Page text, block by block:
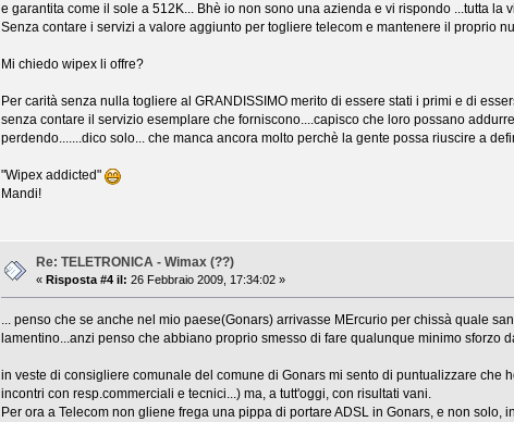
e garantita come il sole a 512K... Bhè io non sono una azienda e vi rispondo ...tutta la
Senza contare i servizi a valore aggiunto per togliere telecom e mantenere il proprio
Mi chiedo wipex li offre?
Per carità senza nulla togliere al GRANDISSIMO merito di essere stati i primi e di
senza contare il servizio esemplare che forniscono....capisco che loro possano
perdendo.......dico solo... che manca ancora molto perchè la gente possa riuscire a
"Wipex addicted"
Mandi!
Re: TELETRONICA - Wimax (??)
« Risposta #4 il: 26 Febbraio 2009, 17:34:02 »
... penso che se anche nel mio paese(Gonars) arrivasse MErcurio per chissà quale
lamentino...anzi penso che abbiano proprio smesso di fare qualunque minimo sforzo
in veste di consigliere comunale del comune di Gonars mi sento di puntualizzare che
incontri con resp.commerciali e tecnici...) ma, a tutt'oggi, con risultati vani.
Per ora a Telecom non gliene frega una pippa di portare ADSL in Gonars, e non solo,